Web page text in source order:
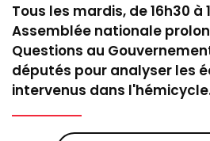
Tous les mardis, de 16h30 à
Assemblée nationale
Questions au
députés pour analyser les
intervenus dans